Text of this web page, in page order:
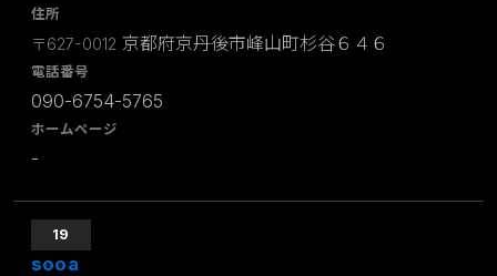
住所
〒627-0012 京都府京丹後市峰山町杉谷６４６
電話番号
090-6754-5765
ホームページ
-
19
sooa